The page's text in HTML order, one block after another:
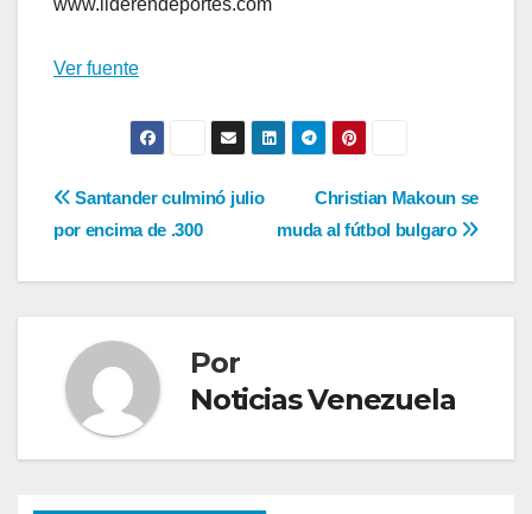
Ver fuente
Navegación
de
Christian Makoun se
muda al fútbol bulgaro
Santander culminó julio
por encima de .300
Por
Noticias Venezuela